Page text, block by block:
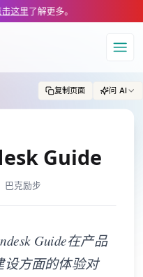
at https://
击这里了解更多。
导航
复制页面 问 AI
Guide
巴克励步
Guide在产品
方面的体验对